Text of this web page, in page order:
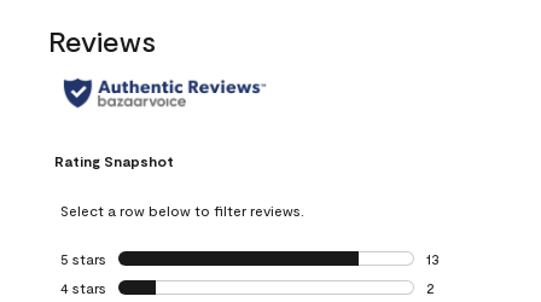
Reviews
Rating Snapshot
Select a row below to filter reviews.
5 stars stars
13
13 reviews with
4 stars stars
2